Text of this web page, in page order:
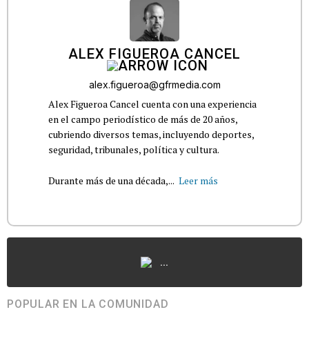
ALEX FIGUEROA CANCEL
alex.figueroa@gfrmedia.com
Alex Figueroa Cancel cuenta con una experiencia
en el campo periodístico de más de 20 años,
cubriendo diversos temas, incluyendo deportes,
seguridad, tribunales, política y cultura.
Durante más de una década,... Leer más
...
POPULAR EN LA COMUNIDAD